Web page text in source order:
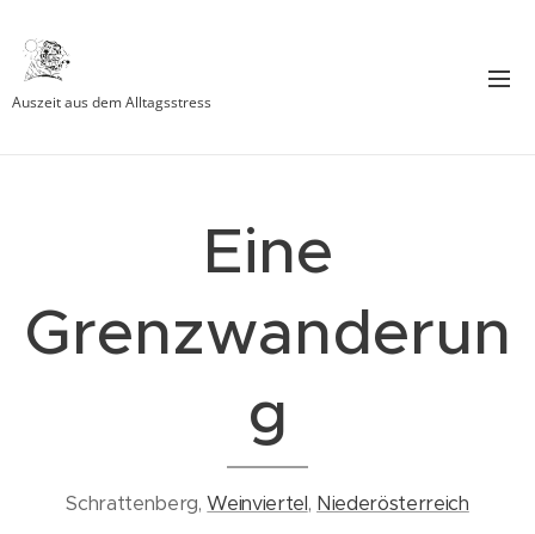
Auszeit aus dem Alltagsstress
Eine
Grenzwanderun
g
Schrattenberg,Weinviertel, Niederösterreich